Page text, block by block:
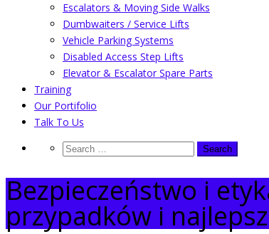
Escalators & Moving Side Walks
Dumbwaiters / Service Lifts
Vehicle Parking Systems
Disabled Access Step Lifts
Elevator & Escalator Spare Parts
Training
Our Portifolio
Talk To Us
Bezpieczeństwo i
przypadków i